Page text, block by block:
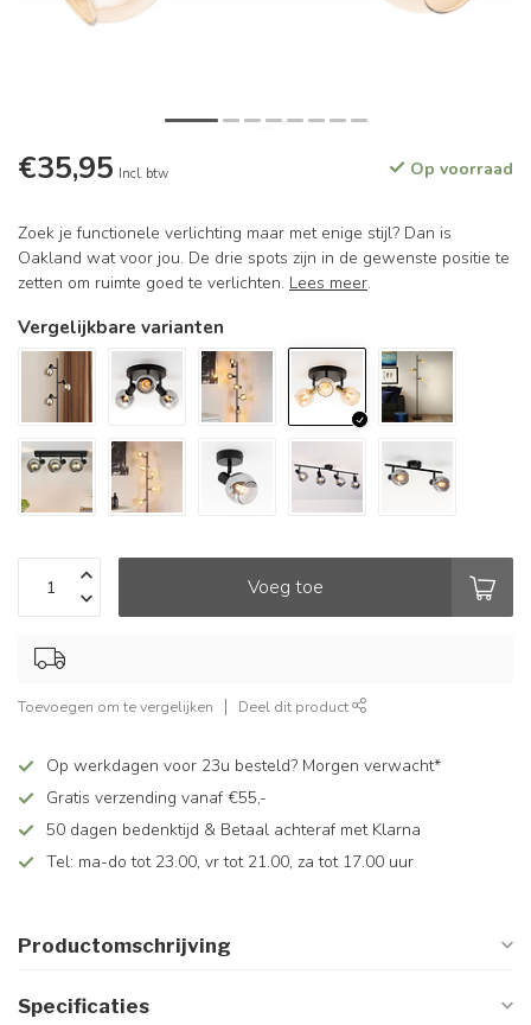
€35,95 Incl. btw Op voorraad
Zoek je functionele verlichting maar met enige stijl? Dan is
Oakland wat voor jou. De drie spots zijn in de gewenste positie te
zetten om ruimte goed te verlichten. Lees meer.
Vergelijkbare varianten
Voeg toe
Toevoegen om te vergelijken Deel dit product
Op werkdagen voor 23u besteld? Morgen verwacht*
Gratis verzending vanaf €55,-
50 dagen bedenktijd & Betaal achteraf met Klarna
Tel: ma-do tot 23.00, vr tot 21.00, za tot 17.00 uur
Productomschrijving
Specificaties